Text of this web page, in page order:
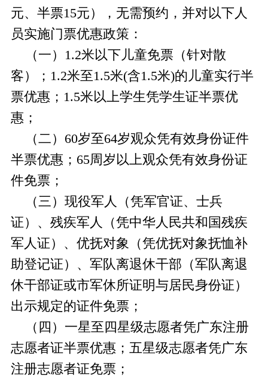
元、半票15元），无需预约，并对以下人
员实施门票优惠政策：
（一）1.2米以下儿童免票（针对散
客）；1.2米至1.5米(含1.5米)的儿童实行半
票优惠；1.5米以上学生凭学生证半票优
惠；
（二）60岁至64岁观众凭有效身份证件
半票优惠；65周岁以上观众凭有效身份证
件免票；
（三）现役军人（凭军官证、士兵
证）、残疾军人（凭中华人民共和国残疾
军人证）、优抚对象（凭优抚对象抚恤补
助登记证）、军队离退休干部（军队离退
休干部证或市军休所证明与居民身份证）
出示规定的证件免票；
（四）一星至四星级志愿者凭广东注册
志愿者证半票优惠；五星级志愿者凭广东
注册志愿者证免票；